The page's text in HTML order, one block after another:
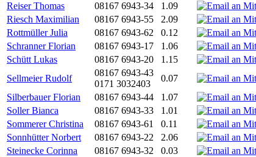
Reiser Thomas
08167 6943-34 1.09
Riesch Maximilian
08167 6943-55 2.09
Rottmüller Julia
08167 6943-62 0.12
Schranner Florian
08167 6943-17 1.06
Schütt Lukas
08167 6943-20 1.15
Sellmeier Rudolf
08167 6943-43
0171 3032403
0.07
Silberbauer Florian
08167 6943-44 1.07
Soller Bianca
08167 6943-33 1.01
Sommerer Christina
08167 6943-61 0.11
Sonnhütter Norbert
08167 6943-22 2.06
Steinecke Corinna
08167 6943-32 0.03